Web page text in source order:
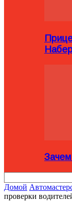
Домой
проверки